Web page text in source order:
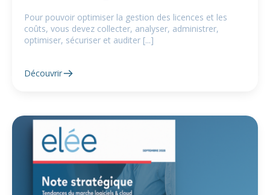
Pour pouvoir optimiser la gestion des licences et les
coûts, vous devez collecter, analyser, administrer,
optimiser, sécuriser et auditer [...]
Découvrir